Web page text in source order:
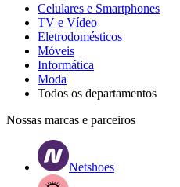
Celulares e Smartphones
TV e Vídeo
Eletrodomésticos
Móveis
Informática
Moda
Todos os departamentos
Nossas marcas e parceiros
Netshoes